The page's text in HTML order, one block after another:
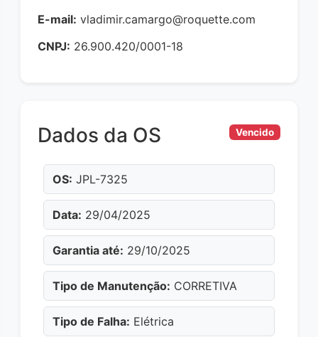
E-mail: vladimir.camargo@roquette.com
CNPJ: 26.900.420/0001-18
Dados da OS Vencido
OS: JPL-7325
Data: 29/04/2025
Garantia até: 29/10/2025
Tipo de Manutenção: CORRETIVA
Tipo de Falha: Elétrica